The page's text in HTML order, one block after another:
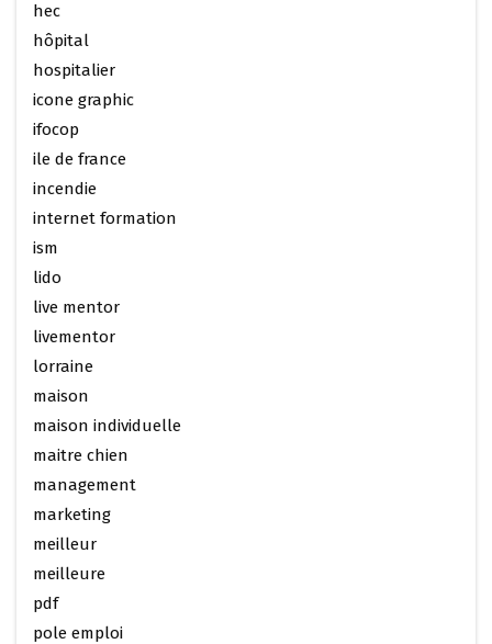
hec
hôpital
hospitalier
icone graphic
ifocop
ile de france
incendie
internet formation
ism
lido
live mentor
livementor
lorraine
maison
maison individuelle
maitre chien
management
marketing
meilleur
meilleure
pdf
pole emploi